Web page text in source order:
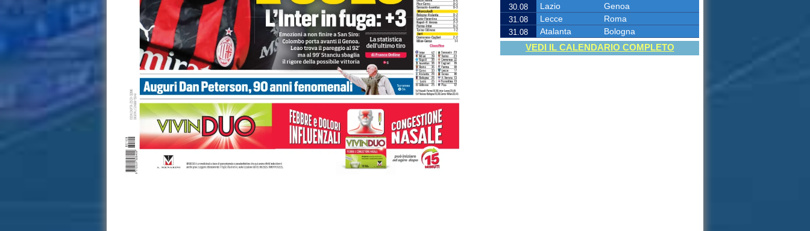
30.08 Lazio Genoa
31.08 Lecce Roma
31.08 Atalanta Bologna
VEDI IL CALENDARIO COMPLETO